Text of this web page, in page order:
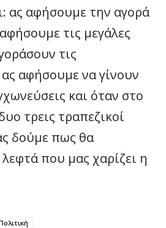
ας αφήσουμε την αγορά
τις μεγάλες
τις
αφήσουμε να γίνουν
και όταν στο
τρεις τραπεζικοί
δούμε πως θα
που μας χαρίζει η